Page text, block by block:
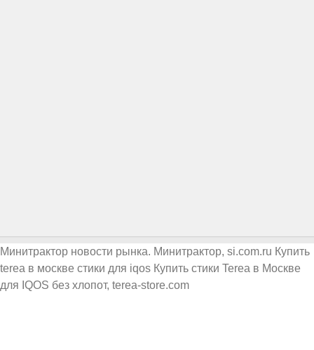
Минитрактор новости рынка. Минитрактор, si.com.ru Купить
terea в москве стики для iqos Купить стики Terea в Москве
для IQOS без хлопот, terea-store.com